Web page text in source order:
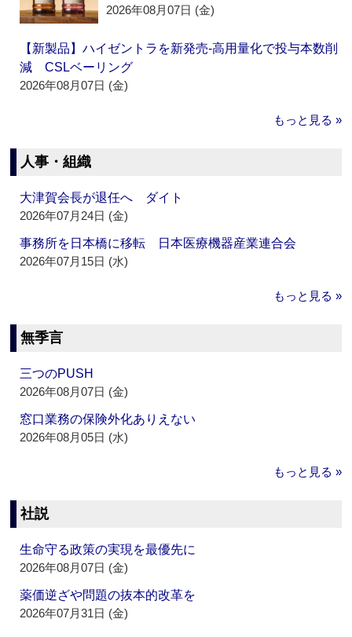
2026年08月07日 (金)
【新製品】ハイゼントラを新発売‐高用量化で投与本数削
減 CSLベーリング
2026年08月07日 (金)
もっと見る »
人事・組織
大津賀会長が退任へ ダイト
2026年07月24日 (金)
事務所を日本橋に移転 日本医療機器産業連合会
2026年07月15日 (水)
もっと見る »
無季言
三つのPUSH
2026年08月07日 (金)
窓口業務の保険外化ありえない
2026年08月05日 (水)
もっと見る »
社説
生命守る政策の実現を最優先に
2026年08月07日 (金)
薬価逆ざや問題の抜本的改革を
2026年07月31日 (金)